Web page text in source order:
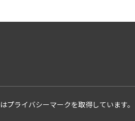
人情報について、開示を請求する
いた個人情報に誤りや変更があ
人情報の利用停止、消去、また
、次の窓口にて受け付けております
プライバシーマークを取得しています。